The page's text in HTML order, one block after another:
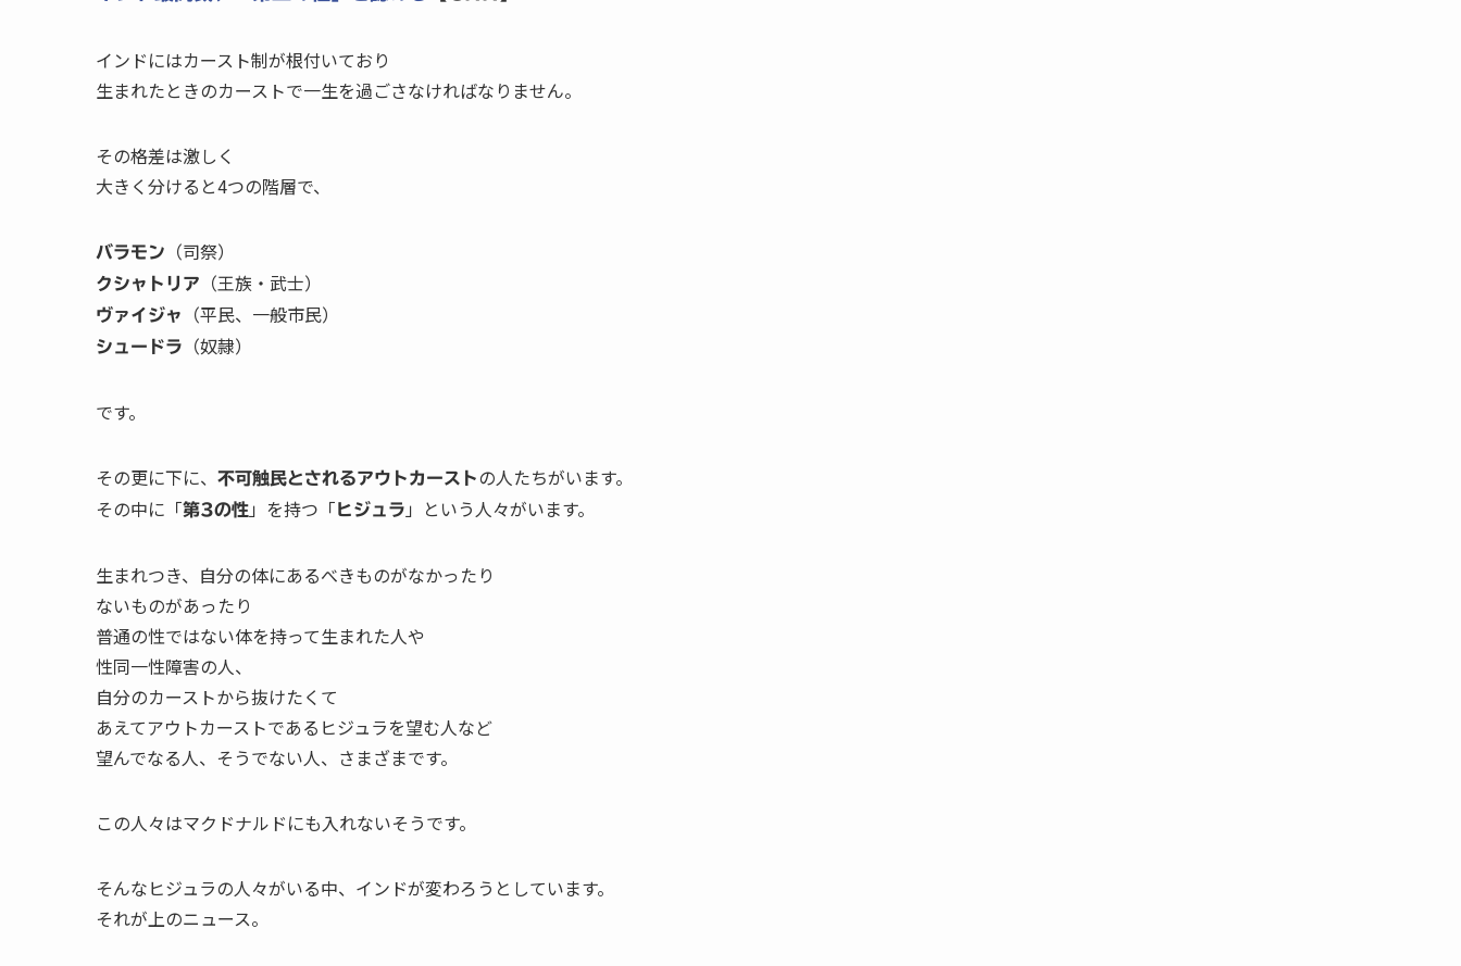
インドにはカースト制が根付いており
生まれたときのカーストで一生を過ごさなければなりません。
その格差は激しく
大きく分けると4つの階層で、
バラモン （司祭）
クシャトリア （王族・武士）
ヴァイジャ （平民、一般市民）
シュードラ （奴隷）
です。
その更に下に、 不可触民とされるアウトカーストの人たちがいます。
その中に「第3の性 」を持つ「 ヒジュラ 」という人々がいます。
生まれつき、自分の体にあるべきものがなかったり
ないものがあったり
普通の性ではない体を持って生まれた人や
性同一性障害の人、
自分のカーストから抜けたくて
あえてアウトカーストであるヒジュラを望む人など
望んでなる人、そうでない人、さまざまです。
この人々はマクドナルドにも入れないそうです。
そんなヒジュラの人々がいる中、インドが変わろうとしています。
それが上のニュース。